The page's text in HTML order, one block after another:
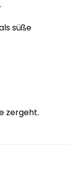
süße
zergeht.